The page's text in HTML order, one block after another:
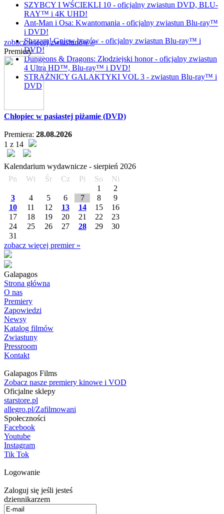
SZYBCY I WŚCIEKLI 10 - oficjalny zwiastun DVD, BLU-
RAY™ i 4K UHD!
Ant-Man i Osa: Kwantomania - oficjalny zwiastun Blu-ray™
i DVD!
Shazam! Gniew bogów - oficjalny zwiastun Blu-ray™ i
DVD!
Dungeons & Dragons: Złodziejski honor - oficjalny zwiastun
4 Ultra HD™, Blu-ray™ i DVD!
STRAŻNICY GALAKTYKI VOL 3 - zwiastun Blu-ray™ i
DVD
zobacz więcej zwiastunów »
Premiery
Chłopiec w pasiastej piżamie (DVD)
Premiera: 28.08.2026
1 z 14
Kalendarium wydawnicze - sierpień 2026
Pn
Wt Śr Cz Pi So
Ni
1
2
3
4 5 6 7 8
9
10
11 12 13 14 15
16
17
18 19 20 21 22
23
24
25 26 27 28 29
30
31
zobacz więcej premier »
Galapagos
Strona główna
O nas
Premiery
Zapowiedzi
Newsy
Katalog filmów
Zwiastuny
Pressroom
Kontakt
Galapagos Films
Zobacz nasze premiery kinowe i VOD
Oficjalne sklepy
starstore.pl
allegro.pl/Zafilmowani
Społeczności
Facebook
Youtube
Instagram
Tik Tok
Logowanie
Zaloguj się jeśli jesteś
dziennikarzem